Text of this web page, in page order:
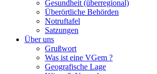
Gesundheit (überregional)
Überörtliche Behörden
Notruftafel
Satzungen
Über uns
Grußwort
Was ist eine VGem ?
Geografische Lage